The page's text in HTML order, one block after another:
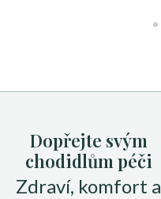
Dopřejte svým
chodidlům péči
Zdraví, komfort a